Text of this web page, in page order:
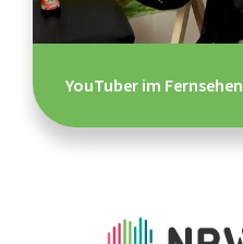
YouTuber im Fernsehen